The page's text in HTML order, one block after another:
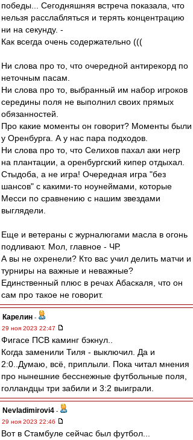
победы... Сегодняшняя встреча показала, что
нельзя расслабляться и терять концентрацию
ни на секунду. -
Как всегда очень содержательно (((
Ни слова про то, что очередной антирекорд по
неточным пасам.
Ни слова про то, выбранный им набор игроков
середины поля не выполнил своих прямых
обязанностей.
Про какие моменты он говорит? Моменты были
у Оренбурга. А у нас пара подходов.
Ни слова про то, что Селихов пахал аки негр
на плантации, а оренбургский кипер отдыхал.
Стыдоба, а не игра! Очередная игра "без
шансов" с какими-то ноунеймами, которые
Месси по сравнению с нашим звездами
выглядели.
Еще и ветераны с журналюгами масла в огонь
подливают. Мол, главное - ЧР.
А вы не охренели? Кто вас учил делить матчи и
турниры на важные и неважные?
Единственный плюс в речах Абаскаля, что он
сам про такое не говорит.
Карелин -
29 ноя 2023 22:47
Фигасе ПСВ каминг бэкнул..
Когда заменили Тиля - выключил. Да и
2:0..Думаю, всё, приплыли. Пока читал мнения
про нынешние бесснежные футбольные поля,
голландцы три забили и 3:2 выиграли.
Nevladimirovi4 -
29 ноя 2023 22:46
Вот в Стамбуле сейчас был футбол...